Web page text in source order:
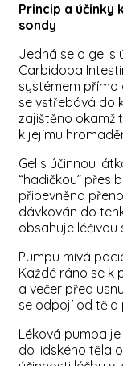
Princip a účinky
sondy
Jedná se o gel s
Carbidopa
systémem přímo
se vstřebává do
zajištěno
k jejímu
Gel s účinnou
“hadičkou” přes
připevněna
dávkován do
obsahuje léčivou
Pumpu mívá
Každé ráno se k
a večer před
se odpojí od těla
Léková pumpa
do lidského těla